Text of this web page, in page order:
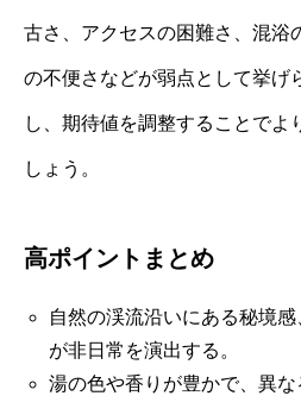
古さ、アクセスの困難さ、混浴
の不便さなどが弱点として挙げ
し、期待値を調整することでよ
しょう。
高ポイントまとめ
自然の渓流沿いにある秘境
が非日常を演出する。
湯の色や香りが豊かで、異